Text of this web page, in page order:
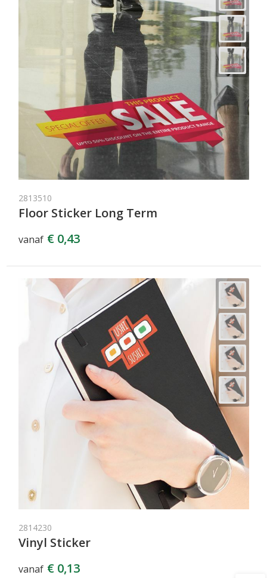
2813510
Floor Sticker Long Term
vanaf € 0,43
2814230
Vinyl Sticker
vanaf € 0,13